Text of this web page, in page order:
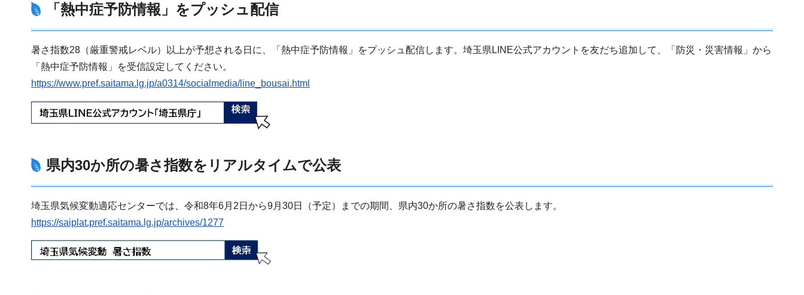
「熱中症予防情報」をプッシュ配信
暑さ指数28（厳重警戒レベル）以上が予想される日に、「熱中症予防情報」をプッシュ配信します。埼玉県LINE公式アカウントを友だち追加して、「防災・災害情報」から
「熱中症予防情報」を受信設定してください。
https://www.pref.saitama.lg.jp/a0314/socialmedia/line_bousai.html
県内30か所の暑さ指数をリアルタイムで公表
埼玉県気候変動適応センターでは、令和8年6月2日から9月30日（予定）までの期間、県内30か所の暑さ指数を公表します。
https://saiplat.pref.saitama.lg.jp/archives/1277